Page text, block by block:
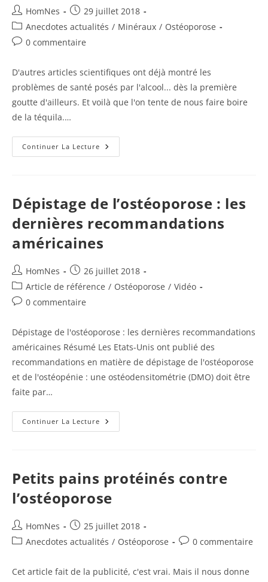
Auteur/autrice
de
la
publication :
HomNes
Publication
publiée :
29 juillet 2018
Post
category:
Anecdotes actualités / Minéraux / Ostéoporose
Commentaires
la
publication :
0 commentaire
D'autres articles scientifiques ont déjà montré les
problèmes de santé posés par l'alcool... dès la première
goutte d'ailleurs. Et voilà que l'on tente de nous faire boire
de la téquila.…
Continuer La Lecture Confusion
Courante,
Dépistage de l’ostéoporose : les
dernières recommandations
américaines
Auteur/autrice
de
la
publication :
HomNes
Publication
publiée :
26 juillet 2018
Post
category:
Article de référence / Ostéoporose / Vidéo
Commentaires
la
publication :
0 commentaire
Dépistage de l'ostéoporose : les dernières recommandations
américaines Résumé Les Etats-Unis ont publié des
recommandations en matière de dépistage de l'ostéoporose
et de l'ostéopénie : une ostéodensitométrie (DMO) doit être
faite par…
Continuer La Lecture Dépistage
De
Américaines
Petits pains protéinés contre
l’ostéoporose
Auteur/autrice
de
HomNes
Publication
publiée :
25 juillet 2018
PostAnecdotes actualités / Ostéoporose
Commentaires
la
publication :
0 commentaire
Cet article fait de la publicité, c'est vrai. Mais il nous donne